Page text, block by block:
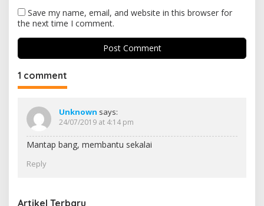
Save my name, email, and website in this browser for
the next time I comment.
1 comment
Unknown says:
24/07/2019 at 4:14 pm
Mantap bang, membantu sekalai
Reply
Artikel Terbaru